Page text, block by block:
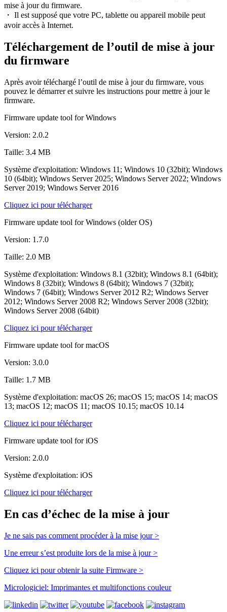
mise à jour du firmware.
・ Il est supposé que votre PC, tablette ou appareil mobile peut
avoir accès à Internet.
Téléchargement de l’outil de mise à jour
du firmware
Après avoir téléchargé l’outil de mise à jour du firmware, vous
pouvez le démarrer et suivre les instructions pour mettre à jour le
firmware.
Firmware update tool for Windows
Version: 2.0.2
Taille: 3.4 MB
Système d'exploitation: Windows 11; Windows 10 (32bit); Windows
10 (64bit); Windows Server 2025; Windows Server 2022; Windows
Server 2019; Windows Server 2016
Cliquez ici pour télécharger
Firmware update tool for Windows (older OS)
Version: 1.7.0
Taille: 2.0 MB
Système d'exploitation: Windows 8.1 (32bit); Windows 8.1 (64bit);
Windows 8 (32bit); Windows 8 (64bit); Windows 7 (32bit);
Windows 7 (64bit); Windows Server 2012 R2; Windows Server
2012; Windows Server 2008 R2; Windows Server 2008 (32bit);
Windows Server 2008 (64bit)
Cliquez ici pour télécharger
Firmware update tool for macOS
Version: 3.0.0
Taille: 1.7 MB
Système d'exploitation: macOS 26; macOS 15; macOS 14; macOS
13; macOS 12; macOS 11; macOS 10.15; macOS 10.14
Cliquez ici pour télécharger
Firmware update tool for iOS
Version: 2.0.0
Système d'exploitation: iOS
Cliquez ici pour télécharger
En cas d’échec de la mise à jour
Je ne sais pas comment procéder à la mise jour >
Une erreur s’est produite lors de la mise à jour >
Cliquez ici pour obtenir la suite Firmware >
Micrologiciel: Imprimantes et multifonctions couleur